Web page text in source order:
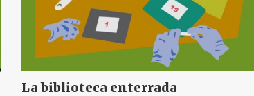
La biblioteca enterrada